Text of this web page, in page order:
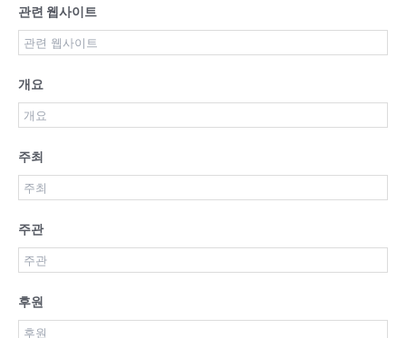
관련 웹사이트
개요
주최
주관
후원